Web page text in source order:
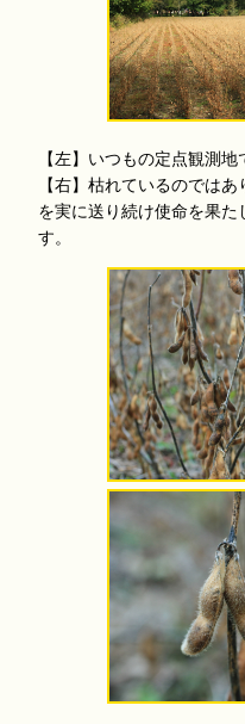
【左】いつもの定点観測地
【右】枯れているのでは
を実に送り続け使命を果た
す。